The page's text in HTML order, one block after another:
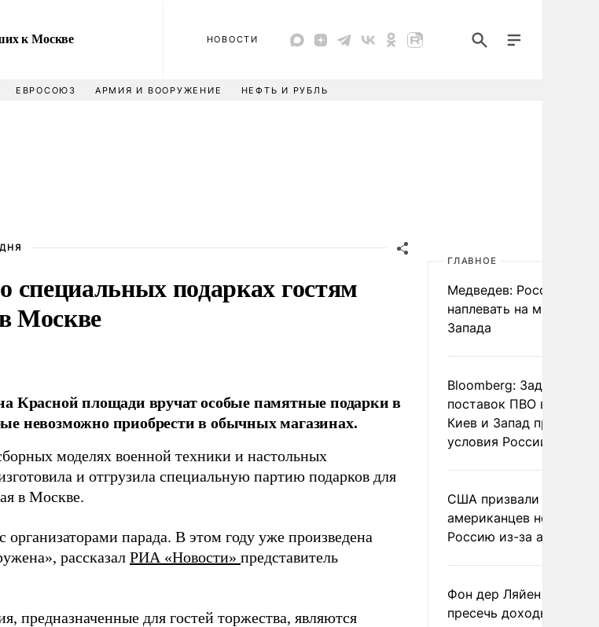
к Москве
НОВОСТИ
ЕВРОСОЮЗ АРМИЯ И ВООРУЖЕНИЕ НЕФТЬ И РУБЛЬ
специальных подарках гостям
Москве
Красной площади вручат особые памятные подарки в
невозможно приобрести в обычных магазинах.
моделях военной техники и настольных
и отгрузила специальную партию подарков для
в Москве.
парада. В этом году уже произведена
рассказал РИА «Новости» представитель
предназначенные для гостей торжества, являются
ГЛАВНОЕ
Медведев: России
наплевать на мнение
Запада
Bloomberg: Задержка
поставок ПВО вынудит
Киев и Запад принять
условия России
США призвали
американцев не
Россию из-за атак ВСУ
Фон дер Ляйен
пресечь доходы России